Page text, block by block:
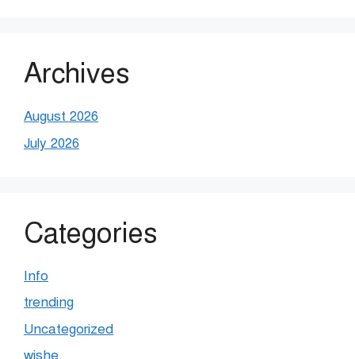
Archives
August 2026
July 2026
Categories
Info
trending
Uncategorized
wishe